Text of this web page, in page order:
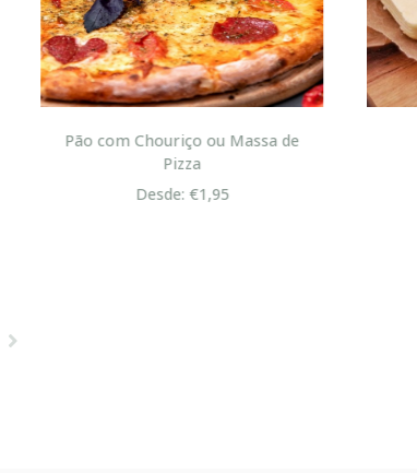
Pão com Chouriço ou Massa de
Pizza
Desde: €1,95